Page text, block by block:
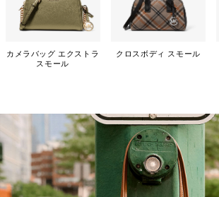
カメラバッグ エクストラ
スモール
クロスボディ スモール